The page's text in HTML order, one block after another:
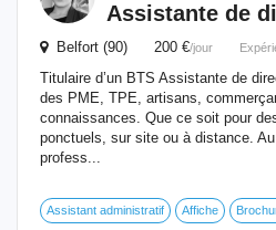
Assistante de
Belfort (90) 200 €/jour
Titulaire d’un BTS Assistante de
des PME, TPE, artisans,
connaissances. Que ce soit pour
ponctuels, sur site ou à distance.
profess...
Assistant administratif Affiche